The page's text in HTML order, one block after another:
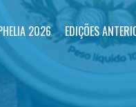
2026 EDIÇÕES